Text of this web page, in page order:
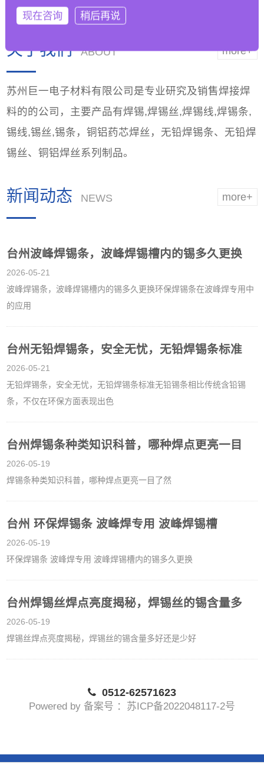
more+
关于我们 ABOUT
苏州巨一电子材料有限公司是专业研究及销售焊接焊
料的的公司，主要产品有焊锡,焊锡丝,焊锡线,焊锡条,
锡线,锡丝,锡条，铜铝药芯焊丝，无铅焊锡条、无铅焊
锡丝、铜铝焊丝系列制品。
more+
新闻动态 NEWS
台州波峰焊锡条，波峰焊锡槽内的锡多久更换
2026-05-21
波峰焊锡条，波峰焊锡槽内的锡多久更换环保焊锡条在波峰焊专用中
的应用
台州无铅焊锡条，安全无忧，无铅焊锡条标准
2026-05-21
无铅焊锡条，安全无忧，无铅焊锡条标准无铅锡条相比传统含铅锡
条，不仅在环保方面表现出色
台州焊锡条种类知识科普，哪种焊点更亮一目
2026-05-19
焊锡条种类知识科普，哪种焊点更亮一目了然
台州 环保焊锡条 波峰焊专用 波峰焊锡槽
2026-05-19
环保焊锡条 波峰焊专用 波峰焊锡槽内的锡多久更换
台州焊锡丝焊点亮度揭秘，焊锡丝的锡含量多
2026-05-19
焊锡丝焊点亮度揭秘，焊锡丝的锡含量多好还是少好
0512-62571623
Powered by 备案号 ：苏ICP备2022048117-2号
现在咨询 稍后再说